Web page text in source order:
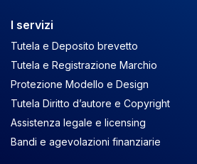
I servizi
Tutela e Deposito brevetto
Tutela e Registrazione Marchio
Protezione Modello e Design
Tutela Diritto d’autore e Copyright
Assistenza legale e licensing
Bandi e agevolazioni finanziarie